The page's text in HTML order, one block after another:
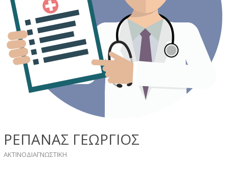
ΡΕΠΑΝΑΣ ΓΕΩΡΓΙΟΣ
ΑΚΤΙΝΟΔΙΑΓΝΩΣΤΙΚΗ